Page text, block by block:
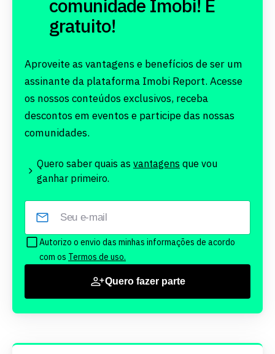
comunidade Imobi! É
gratuito!
Aproveite as vantagens e benefícios de ser um
assinante da plataforma Imobi Report. Acesse
os nossos conteúdos exclusivos, receba
descontos em eventos e participe das nossas
comunidades.
Quero saber quais as vantagens que vou
ganhar primeiro.
Autorizo o envio das minhas informações de acordo
com os Termos de uso.
Quero fazer parte